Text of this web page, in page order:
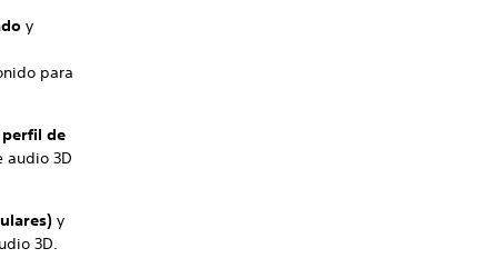
y
para
de
audio 3D
y
3D.